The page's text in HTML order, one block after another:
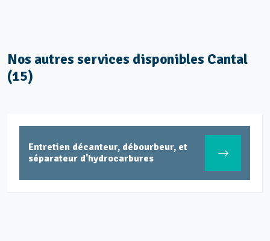
Nos autres services disponibles Cantal
(15)
Entretien décanteur, débourbeur, et
séparateur d'hydrocarbures